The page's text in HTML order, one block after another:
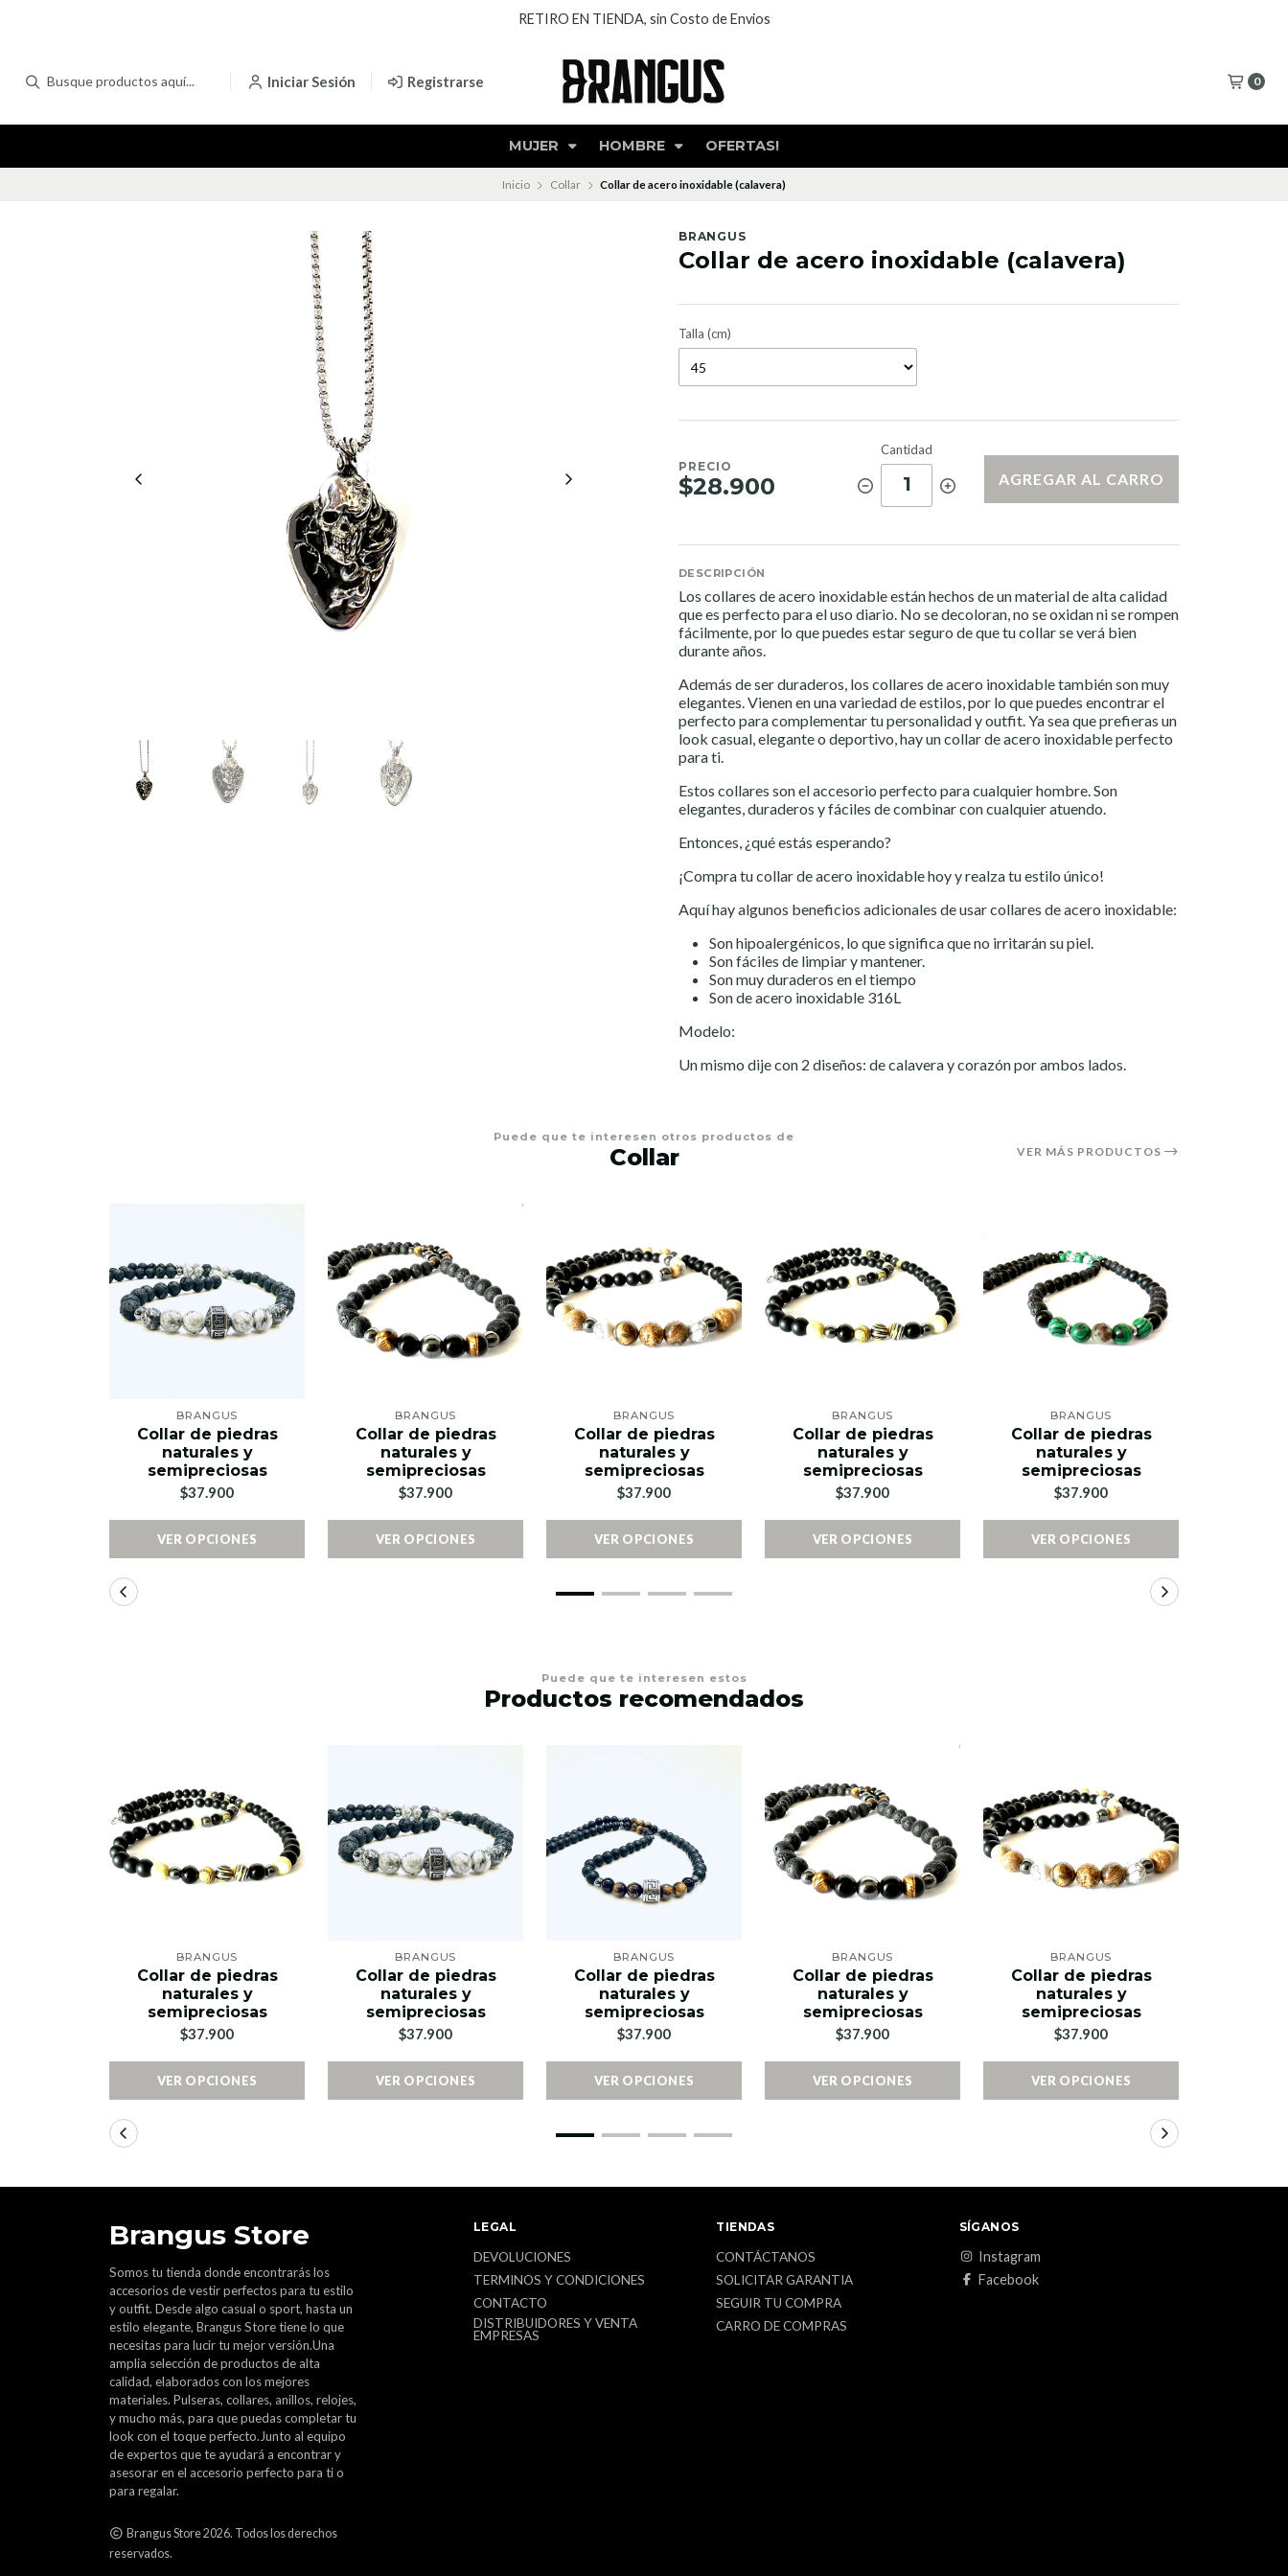
Iniciar Sesión Registrarse 0
MUJER HOMBRE OFERTAS!
RETIRO EN TIENDA, sin Costo de Envios
Inicio Collar Collar de acero inoxidable (calavera)
BRANGUS
Collar de acero inoxidable (calavera)
Talla (cm)
PRECIO
$28.900
Cantidad
1 AGREGAR AL CARRO
DESCRIPCIÓN
Los collares de acero inoxidable están hechos de un material de alta calidad
que es perfecto para el uso diario. No se decoloran, no se oxidan ni se rompen
fácilmente, por lo que puedes estar seguro de que tu collar se verá bien
durante años.
Además de ser duraderos, los collares de acero inoxidable también son muy
elegantes. Vienen en una variedad de estilos, por lo que puedes encontrar el
perfecto para complementar tu personalidad y outfit. Ya sea que prefieras un
look casual, elegante o deportivo, hay un collar de acero inoxidable perfecto
para ti.
Estos collares son el accesorio perfecto para cualquier hombre. Son
elegantes, duraderos y fáciles de combinar con cualquier atuendo.
Entonces, ¿qué estás esperando?
¡Compra tu collar de acero inoxidable hoy y realza tu estilo único!
Aquí hay algunos beneficios adicionales de usar collares de acero inoxidable:
Son hipoalergénicos, lo que significa que no irritarán su piel.
Son fáciles de limpiar y mantener.
Son muy duraderos en el tiempo
Son de acero inoxidable 316L
Modelo:
Un mismo dije con 2 diseños: de calavera y corazón por ambos lados.
Puede que te interesen otros productos de
Collar VER MÁS PRODUCTOS
BRANGUS
Collar de piedras
naturales y
semipreciosas
$37.900
VER OPCIONES
BRANGUS
Collar de piedras
naturales y
semipreciosas
$37.900
VER OPCIONES
BRANGUS
Collar de piedras
naturales y
semipreciosas
$37.900
VER OPCIONES
BRANGUS
Collar de piedras
naturales y
semipreciosas
$37.900
VER OPCIONES
BRANGUS
Collar de piedras
naturales y
semipreciosas
$37.900
VER OPCIONES
Puede que te interesen estos
Productos recomendados
BRANGUS
Collar de piedras
naturales y
semipreciosas
$37.900
VER OPCIONES
BRANGUS
Collar de piedras
naturales y
semipreciosas
$37.900
VER OPCIONES
BRANGUS
Collar de piedras
naturales y
semipreciosas
$37.900
VER OPCIONES
BRANGUS
Collar de piedras
naturales y
semipreciosas
$37.900
VER OPCIONES
BRANGUS
Collar de piedras
naturales y
semipreciosas
$37.900
VER OPCIONES
Brangus Store
Somos tu tienda donde encontrarás los
accesorios de vestir perfectos para tu estilo
y outfit. Desde algo casual o sport, hasta un
estilo elegante, Brangus Store tiene lo que
necesitas para lucir tu mejor versión.Una
amplia selección de productos de alta
calidad, elaborados con los mejores
materiales. Pulseras, collares, anillos, relojes,
y mucho más, para que puedas completar tu
look con el toque perfecto.Junto al equipo
de expertos que te ayudará a encontrar y
asesorar en el accesorio perfecto para ti o
para regalar.
Brangus Store 2026. Todos los derechos
reservados.
LEGAL
DEVOLUCIONES
TERMINOS Y CONDICIONES
CONTACTO
DISTRIBUIDORES Y VENTA
EMPRESAS
TIENDAS
CONTÁCTANOS
SOLICITAR GARANTIA
SEGUIR TU COMPRA
CARRO DE COMPRAS
SÍGANOS
Instagram
Facebook